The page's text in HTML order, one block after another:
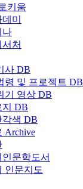
키움
미
나
처
사 DB
령 및 프로젝트 DB
기 영상 DB
지 DB
각색 DB
Archive
인문학도서
인문지도